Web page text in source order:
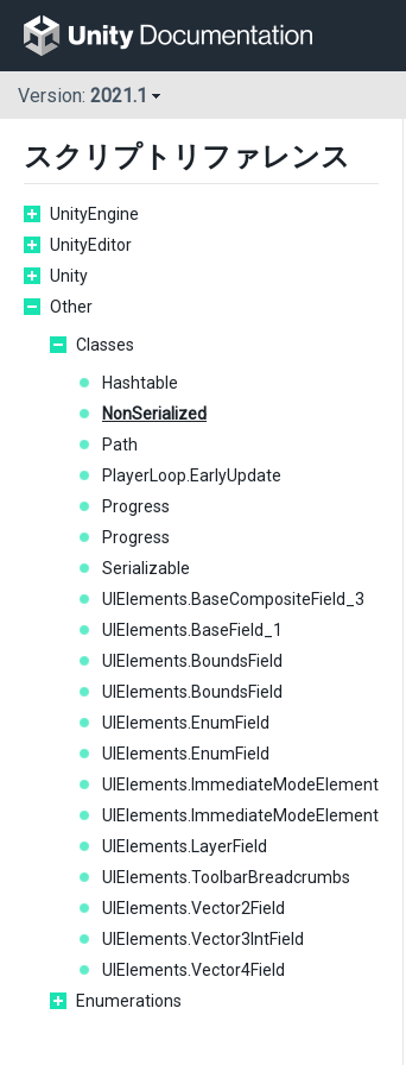
Version: 2021.1
スクリプトリファレンス
UnityEngine
UnityEditor
Unity
Other
Classes
Hashtable
NonSerialized
Path
PlayerLoop.EarlyUpdate
Progress
Progress
Serializable
UIElements.BaseCompositeField_3
UIElements.BaseField_1
UIElements.BoundsField
UIElements.BoundsField
UIElements.EnumField
UIElements.EnumField
UIElements.ImmediateModeElement
UIElements.ImmediateModeElement
UIElements.LayerField
UIElements.ToolbarBreadcrumbs
UIElements.Vector2Field
UIElements.Vector3IntField
UIElements.Vector4Field
Enumerations